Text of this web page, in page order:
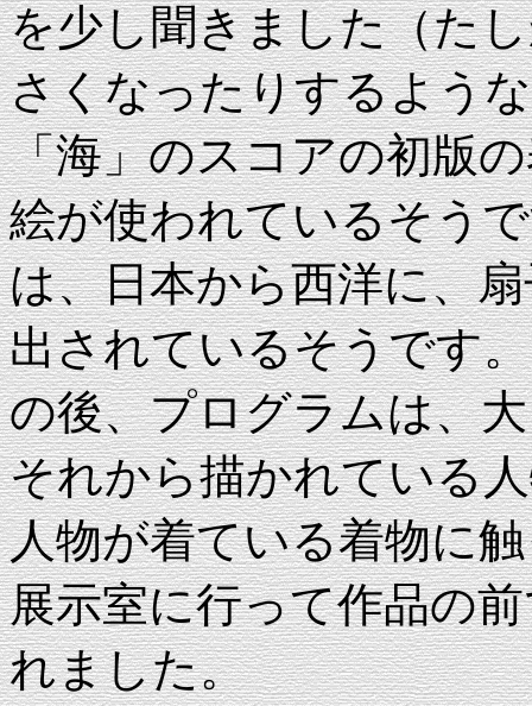
を少し聞きました（た
さくなったりするよう
「海」のスコアの初版
絵が使われているそう
は、日本から西洋に、
出されているそうです
の後、プログラムは、
それから描かれている
人物が着ている着物に
展示室に行って作品の
れました。